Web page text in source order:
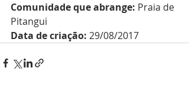
Comunidade que abrange: Praia de
Pitangui
Data de criação: 29/08/2017